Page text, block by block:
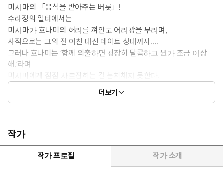
미시마의 「응석을 받아주는 버릇」!
수라장의 일터에서는
미시마가 호나미의 허리를 껴안고 어리광을 부리며,
사적으로는 그의 전 여친 대신 데이트 상대까지….
그러나 호나미는 ‘함께 외출하면 굉장히 달콤하고 뭔가 조금 이상
해.’라며
미시마에게 점점 사로잡히는 걸 눈치채지 못한다.
“귀여워라, 어쩜 이렇게 모를까? 나의 에이지.”
더보기
작가
작가 프로필 작가 소개